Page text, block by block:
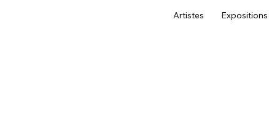
Artistes Expositions